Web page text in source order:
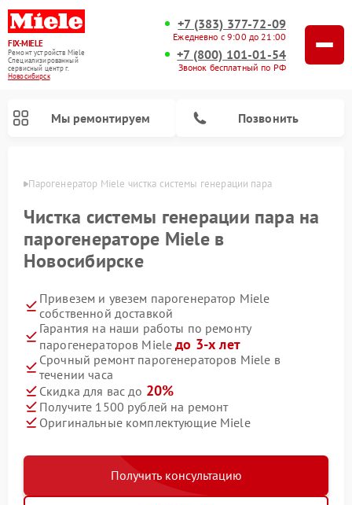
FIX-MIELE
Ремонт устройств Miele
Специализированный
cервисный центр г.
Новосибирск
+7 (383) 377-72-09
Ежедневно с 9:00 до 21:00
+7 (800) 101-01-54
Звонок бесплатный по РФ
Мы ремонтируем Позвонить
Парогенератор Miele чистка системы генерации пара
Чистка системы генерации пара на
парогенераторе Miele в
Новосибирске
Привезем и увезем парогенератор Miele
собственной доставкой
Гарантия на наши работы по ремонту
парогенераторов Mieleдо 3-х лет
Срочный ремонт парогенераторов Miele в
течении часа
Скидка для вас до 20%
Получите 1500 рублей на ремонт
Оригинальные комплектующие Miele
Получить консультацию